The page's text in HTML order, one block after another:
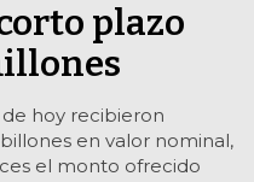
plazo
hoy recibieron
en valor nominal,
el monto ofrecido